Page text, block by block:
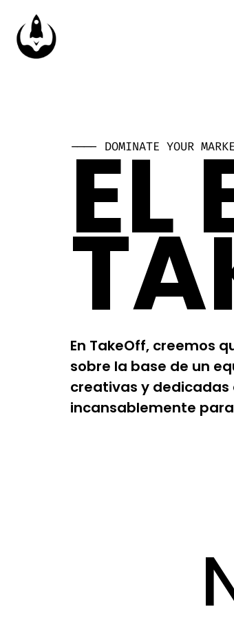
---- DOMINATE YOUR
EL
En TakeOff, creemos
sobre la base de un
creativas y
incansablemente